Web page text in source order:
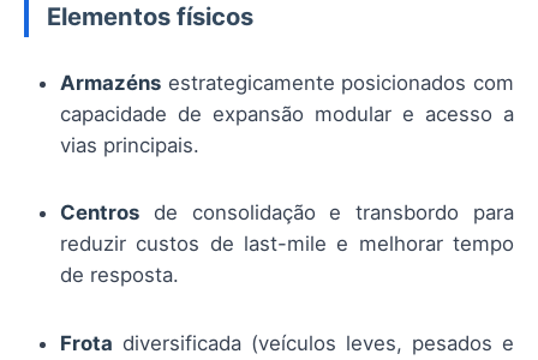
Elementos físicos
Armazéns estrategicamente posicionados com
capacidade de expansão modular e acesso a
vias principais.
Centros de consolidação e transbordo para
reduzir custos de last-mile e melhorar tempo
de resposta.
Frota diversificada (veículos leves, pesados e